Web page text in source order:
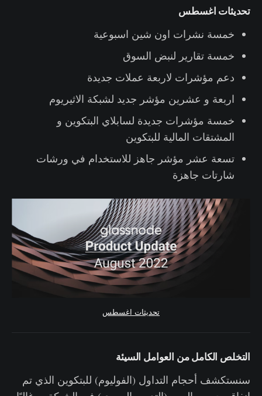
تحديثات اغسطس
خمسة نشرات اون شين اسبوعية
خمسة تقارير لنبض السوق
دعم مؤشرات لاربعة عملات جديدة
اربعة و عشرين مؤشر جديد لشبكة الاثيريوم
خمسة مؤشرات جديدة لسابلاي البتكوين و
المشتقات المالية للبتكوين
تسعة عشر مؤشر جاهز للاستخدام في ورشات
شارتات جاهزة
تحديثات اغسطس
التخلص الكامل من العوامل السيئة
سنستكشف أحجام التداول (الفوليوم) للبتكوين الذي تم